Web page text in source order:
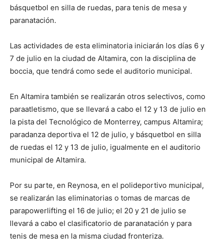
básquetbol en silla de ruedas, para tenis de mesa y
paranatación.
Las actividades de esta eliminatoria iniciarán los días 6 y
7 de julio en la ciudad de Altamira, con la disciplina de
boccia, que tendrá como sede el auditorio municipal.
En Altamira también se realizarán otros selectivos, como
paraatletismo, que se llevará a cabo el 12 y 13 de julio en
la pista del Tecnológico de Monterrey, campus Altamira;
paradanza deportiva el 12 de julio, y básquetbol en silla
de ruedas el 12 y 13 de julio, igualmente en el auditorio
municipal de Altamira.
Por su parte, en Reynosa, en el polideportivo municipal,
se realizarán las eliminatorias o tomas de marcas de
parapowerlifting el 16 de julio; el 20 y 21 de julio se
llevará a cabo el clasificatorio de paranatación y para
tenis de mesa en la misma ciudad fronteriza.